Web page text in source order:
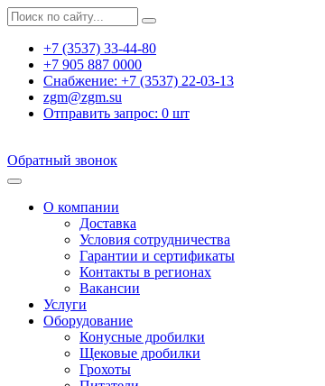
+7 (3537) 33-44-80
+7 905 887 0000
Снабжение: +7 (3537) 22-03-13
zgm@zgm.su
Отправить запрос: 0 шт
Обратный звонок
О компании
Доставка
Условия сотрудничества
Гарантии и сертификаты
Контакты в регионах
Вакансии
Услуги
Оборудование
Конусные дробилки
Щековые дробилки
Грохоты